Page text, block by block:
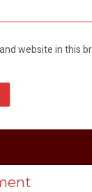
website in this